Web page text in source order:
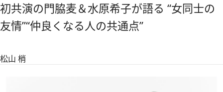
初共演の門脇麦＆水原希子が語る “女同士の
友情”“仲良くなる人の共通点”
松山 梢